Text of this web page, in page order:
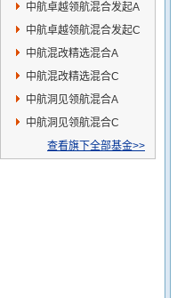
中航卓越领航混合发起A
中航卓越领航混合发起C
中航混改精选混合A
中航混改精选混合C
中航洞见领航混合A
中航洞见领航混合C
查看旗下全部基金>>